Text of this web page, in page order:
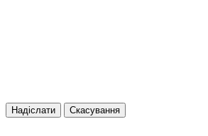
Надіслати Скасування